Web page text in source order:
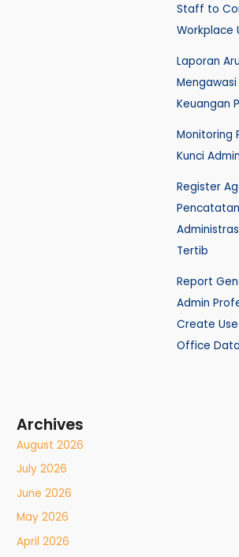
Staff to
Workplace
Laporan
Keuangan
Monitoring
Kunci
Register
Tertib
Report
Admin
Create
Office Data
Archives
August 2026
July 2026
June 2026
May 2026
April 2026